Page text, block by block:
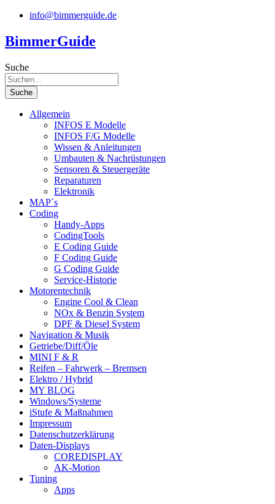
Zum
springen
info@bimmerguide.de
BimmerGuide
Suche
Suche
Allgemein
INFOS E Modelle
INFOS F/G Modelle
Wissen & Anleitungen
Umbauten & Nachrüstungen
Sensoren & Steuergeräte
Reparaturen
Elektronik
MAP´s
Coding
Handy-Apps
CodingTools
E Coding Guide
F Coding Guide
G Coding Guide
Service-Historie
Motorentechnik
Engine Cool & Clean
NOx & Benzin System
DPF & Diesel System
Navigation & Musik
Getriebe/Diff/Öle
MINI F & R
Reifen – Fahrwerk – Bremsen
Elektro / Hybrid
MY BLOG
Windows/Systeme
iStufe & Maßnahmen
Impressum
Datenschutzerklärung
Daten-Displays
COREDISPLAY
AK-Motion
Tuning
Apps